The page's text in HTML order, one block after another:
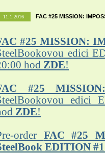
11.1.2016 FAC #25 MISSION:
#25 MISSION:
edici
hod ZDE!
#25
edici
ZDE!
order FAC #25
EDITION #1